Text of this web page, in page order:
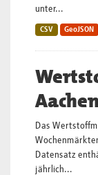
unter...
CSV GeoJSON
Aachen
Das
Datensatz
jährlich...